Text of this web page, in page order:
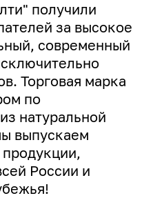
получили
за высокое
современный
Торговая марка
по
натуральной
выпускаем
России и